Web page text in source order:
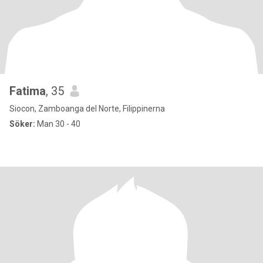
Fatima, 35
Siocon, Zamboanga del Norte, Filippinerna
Söker: Man 30 - 40